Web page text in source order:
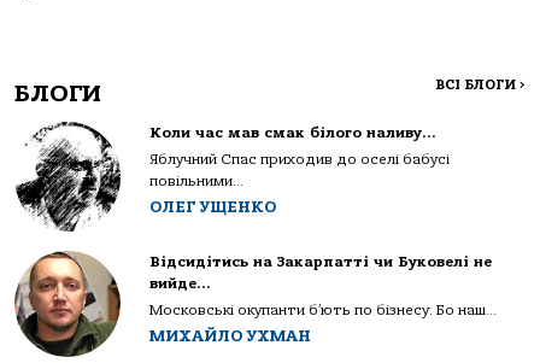
БЛОГИ ВСІ БЛОГИ >
Коли час мав смак білого наливу…
Яблучний Спас приходив до оселі бабусі
повільними...
ОЛЕГ УЩЕНКО
Відсидітись на Закарпатті чи Буковелі не
вийде…
Московські окупанти б’ють по бізнесу. Бо наш...
МИХАЙЛО УХМАН